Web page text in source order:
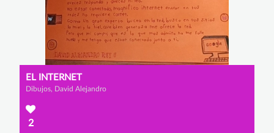
EL INTERNET
Dibujos, David Alejandro
2